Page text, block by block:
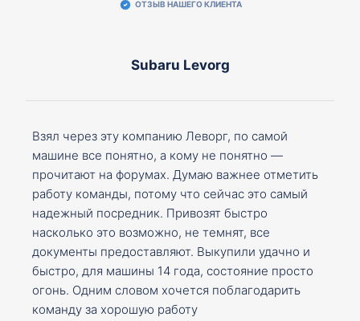
ОТЗЫВ НАШЕГО КЛИЕНТА
Subaru Levorg
Взял через эту компанию Леворг, по самой
машине все понятно, а кому не понятно —
прочитают на форумах. Думаю важнее отметить
работу команды, потому что сейчас это самый
надежный посредник. Привозят быстро
насколько это возможно, не темнят, все
документы предоставляют. Выкупили удачно и
быстро, для машины 14 года, состояние просто
огонь. Одним словом хочется поблагодарить
команду за хорошую работу